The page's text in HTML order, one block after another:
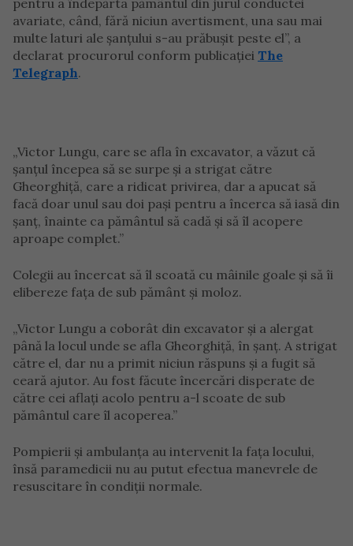
pentru a îndepărta pământul din jurul conductei
avariate, când, fără niciun avertisment, una sau mai
multe laturi ale șanțului s-au prăbușit peste el”, a
declarat procurorul conform publicației The
Telegraph.
„Victor Lungu, care se afla în excavator, a văzut că
șanțul începea să se surpe și a strigat către
Gheorghiță, care a ridicat privirea, dar a apucat să
facă doar unul sau doi pași pentru a încerca să iasă din
șanț, înainte ca pământul să cadă și să îl acopere
aproape complet.”
Colegii au încercat să îl scoată cu mâinile goale și să îi
elibereze fața de sub pământ și moloz.
„Victor Lungu a coborât din excavator și a alergat
până la locul unde se afla Gheorghiță, în șanț. A strigat
către el, dar nu a primit niciun răspuns și a fugit să
ceară ajutor. Au fost făcute încercări disperate de
către cei aflați acolo pentru a-l scoate de sub
pământul care îl acoperea.”
Pompierii și ambulanța au intervenit la fața locului,
însă paramedicii nu au putut efectua manevrele de
resuscitare în condiții normale.